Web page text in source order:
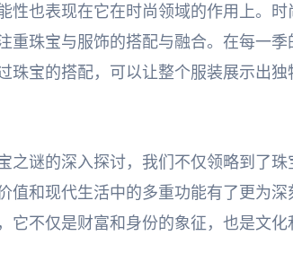
性也表现在它在时尚领域的作用上。
重珠宝与服饰的搭配与融合。在每一
珠宝的搭配，可以让整个服装展示出独
之谜的深入探讨，我们不仅领略到了
值和现代生活中的多重功能有了更为
它不仅是财富和身份的象征，也是文化